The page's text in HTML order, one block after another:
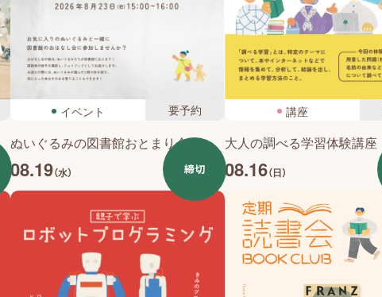
イベント 要予約
ぬいぐるみの図書館おとまり会
講座
大人の調べる学習体験講座
08.19（水） 締切 08.16（日）